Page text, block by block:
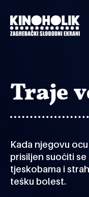
glavni
sadržaj
Traje
Kada njegovu
prisiljen suočiti
tjeskobama i
tešku bolest.